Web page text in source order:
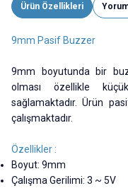
Ürün Özellikleri
9mm Pasif Buzzer
9mm boyutunda bir
olması özellikle
sağlamaktadır. Ürün
çalışmaktadır.
Özellikler :
Boyut: 9mm
Çalışma Gerilimi: 3 ~ 5V